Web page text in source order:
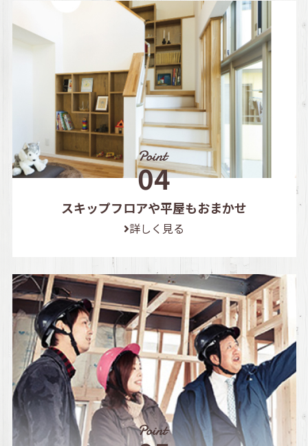
スキップフロアや平屋もおまかせ
詳しく見る